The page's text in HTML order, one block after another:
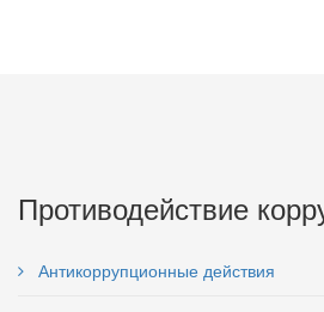
Противодействие
Антикоррупционные действия